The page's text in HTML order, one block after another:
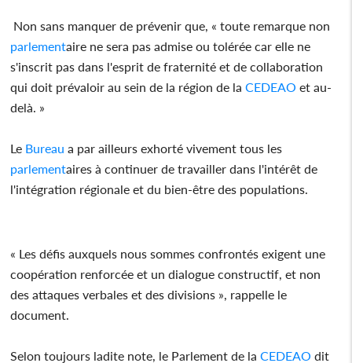
Non sans manquer de prévenir que, « toute remarque non
parlementaire ne sera pas admise ou tolérée car elle ne
s'inscrit pas dans l'esprit de fraternité et de collaboration
qui doit prévaloir au sein de la région de laCEDEAO et au-
delà. »
Le Bureau a par ailleurs exhorté vivement tous les
parlementaires à continuer de travailler dans l'intérêt de
l'intégration régionale et du bien-être des populations.
« Les défis auxquels nous sommes confrontés exigent une
coopération renforcée et un dialogue constructif, et non
des attaques verbales et des divisions », rappelle le
document.
Selon toujours ladite note, le Parlement de laCEDEAO dit